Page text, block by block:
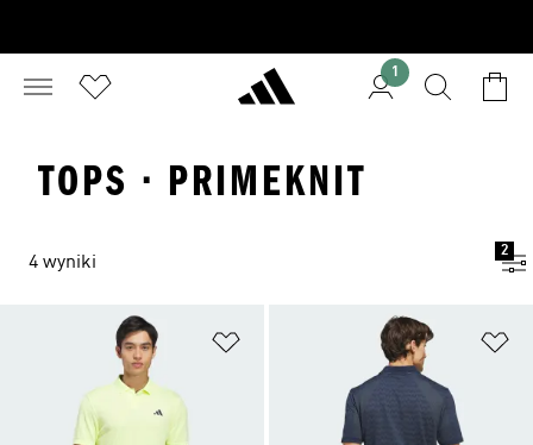
1
TOPS · PRIMEKNIT
4 wyniki
2
Dodaj do listy życzeń